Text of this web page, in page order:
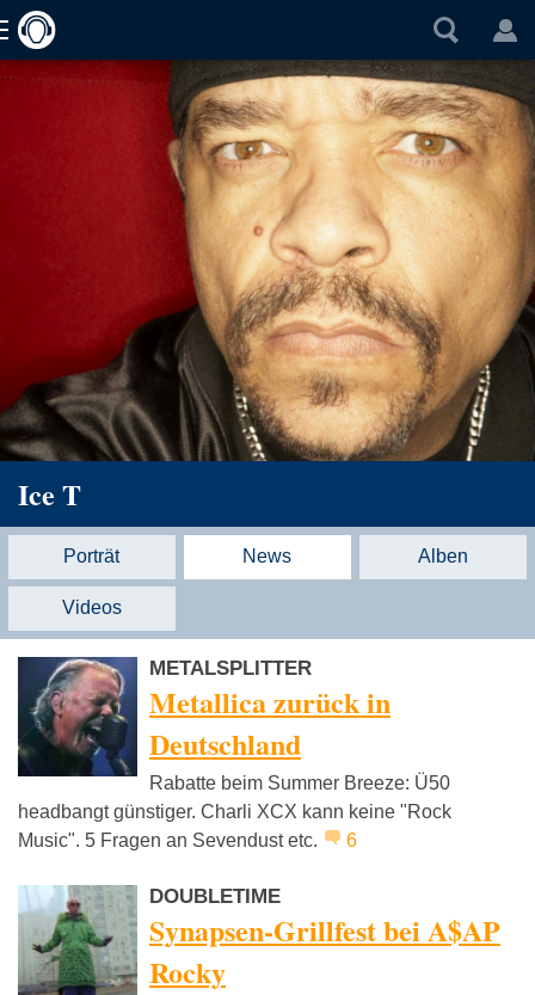
Ice T
Porträt News Alben
Videos
METALSPLITTER
Metallica zurück in
Deutschland
Rabatte beim Summer Breeze: Ü50
headbangt günstiger. Charli XCX kann keine "Rock
Music". 5 Fragen an Sevendust etc.
6
DOUBLETIME
Synapsen-Grillfest bei A$AP
Rocky